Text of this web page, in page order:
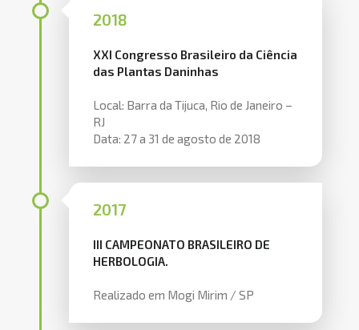
2018
XXI Congresso Brasileiro da Ciência
das Plantas Daninhas
Local: Barra da Tijuca, Rio de Janeiro –
RJ
Data: 27 a 31 de agosto de 2018
2017
III CAMPEONATO BRASILEIRO DE
HERBOLOGIA.
Realizado em Mogi Mirim / SP